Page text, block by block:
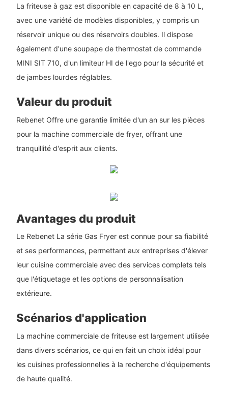
La friteuse à gaz est disponible en capacité de 8 à 10 L,
avec une variété de modèles disponibles, y compris un
réservoir unique ou des réservoirs doubles. Il dispose
également d'une soupape de thermostat de commande
MINI SIT 710, d'un limiteur HI de l'ego pour la sécurité et
de jambes lourdes réglables.
Valeur du produit
Rebenet Offre une garantie limitée d'un an sur les pièces
pour la machine commerciale de fryer, offrant une
tranquillité d'esprit aux clients.
Avantages du produit
Le Rebenet La série Gas Fryer est connue pour sa fiabilité
et ses performances, permettant aux entreprises d'élever
leur cuisine commerciale avec des services complets tels
que l'étiquetage et les options de personnalisation
extérieure.
Scénarios d'application
La machine commerciale de friteuse est largement utilisée
dans divers scénarios, ce qui en fait un choix idéal pour
les cuisines professionnelles à la recherche d'équipements
de haute qualité.